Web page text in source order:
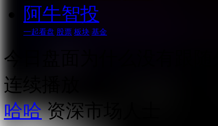
阿牛智投
一起看盘 股票 板块 基金
今日盘面为什么没有跟随
连续播放
哈哈 资深市场人士